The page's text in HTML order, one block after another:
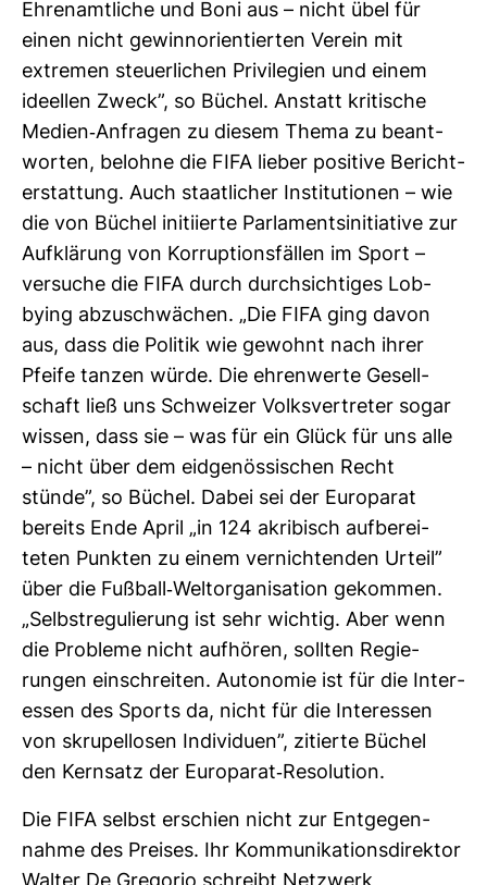
Ehren­amt­liche und Boni aus – nicht übel für
einen nicht gewinn­ori­en­tierten Verein mit
extremen steu­er­li­chen Pri­vi­le­gien und einem
ideellen Zweck”, so Büchel. Anstatt kri­ti­sche
Medien-​Anfragen zu diesem Thema zu beant­
worten, belohne die FIFA lieber posi­tive Bericht­
erstat­tung. Auch staat­li­cher Insti­tu­tionen – wie
die von Büchel initi­ierte Par­la­ments­in­itia­tive zur
Auf­klä­rung von Kor­rup­ti­ons­fällen im Sport –
ver­suche die FIFA durch durch­sich­tiges Lob­
bying abzu­schwä­chen. „Die FIFA ging davon
aus, dass die Politik wie gewohnt nach ihrer
Pfeife tanzen würde. Die ehren­werte Gesell­
schaft ließ uns Schweizer Volks­ver­treter sogar
wissen, dass sie – was für ein Glück für uns alle
– nicht über dem eid­ge­nös­si­schen Recht
stünde”, so Büchel. Dabei sei der Euro­parat
bereits Ende April „in 124 akri­bisch auf­be­rei­
teten Punkten zu einem ver­nich­tenden Urteil”
über die Fuß­ball-​Welt­or­ga­ni­sa­tion gekommen.
„Selbst­re­gu­lie­rung ist sehr wichtig. Aber wenn
die Pro­bleme nicht auf­hören, sollten Regie­
rungen ein­schreiten. Auto­nomie ist für die Inter­
essen des Sports da, nicht für die Inter­essen
von skru­pel­losen Indi­vi­duen”, zitierte Büchel
den Kern­satz der Euro­parat-​Reso­lu­tion.
Die FIFA selbst erschien nicht zur Ent­ge­gen­
nahme des Preises. Ihr Kom­mu­ni­ka­ti­ons­di­rektor